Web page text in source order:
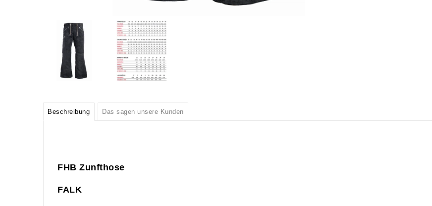
Beschreibung Das sagen unsere Kunden
FHB Zunfthose
FALK